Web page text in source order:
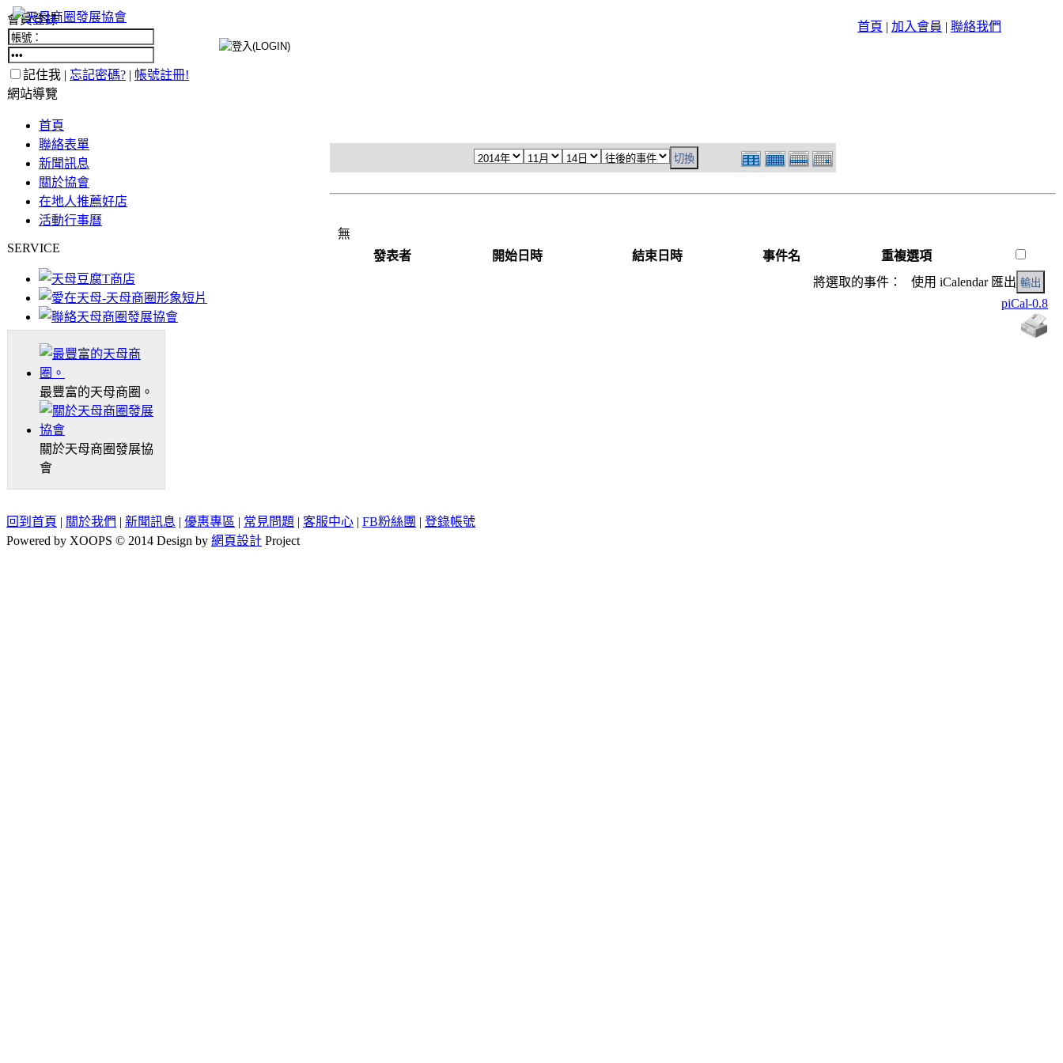
首頁 | 加入會員 | 聯絡我們
會員登錄
記住我 | 忘記密碼? | 帳號註冊!
網站導覽
首頁
聯絡表單
新聞訊息
關於協會
在地人推薦好店
活動行事曆
SERVICE
最豐富的天母商圈。
關於天母商圈發展協
會
無
發表者
開始日時 結束日時 事件名
重複選項
將選取的事件： 使用 iCalendar 匯出
piCal-0.8
回到首頁 | 關於我們 | 新聞訊息 | 優惠專區 | 常見問題 | 客服中心 | FB粉絲團 | 登錄帳號
Powered by XOOPS © 2014 Design by 網頁設計 Project